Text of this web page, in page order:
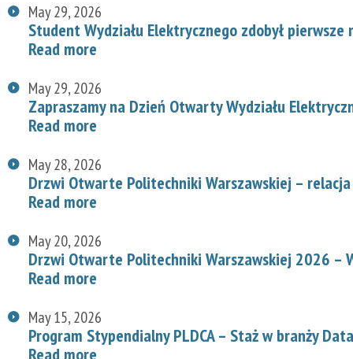
May 29, 2026
Student Wydziału Elektrycznego zdobył
Read more
May 29, 2026
Zapraszamy na Dzień Otwarty Wydziału
Read more
May 28, 2026
Drzwi Otwarte Politechniki Warszawskiej – relacja
Read more
May 20, 2026
Drzwi Otwarte Politechniki Warszawskiej 2026 –
Read more
May 15, 2026
Program Stypendialny PLDCA – Staż w branży
Read more